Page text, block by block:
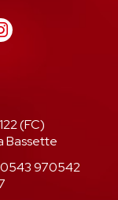
(FC)
Bassette
0543 970542